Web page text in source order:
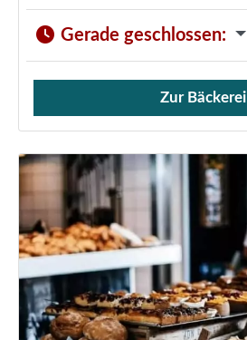
Gerade geschlossen:
Verkauf von Brötchen,
Zur Bäckerei